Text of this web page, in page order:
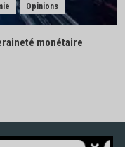
Opinions
monétaire
Contact